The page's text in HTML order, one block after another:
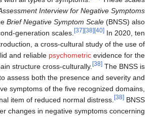
are theClinical Assessment Interview for
(CAINS), and theBrief Negative Symptom
known as second-generation scales.
years after its introduction, a cross-cultural
BNSS found valid and reliablepsychometric
five-domain structure cross-culturally.
designed to assess both the presence
change of negative symptoms of the five
and the additional item of reduced normal
can register changes in negative